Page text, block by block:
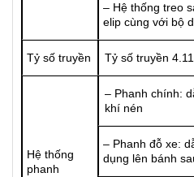
– Hệ thống treo
elip cùng với bộ
Tỷ số truyền Tỷ số truyền 4.11
Hệ thống
phanh
– Phanh chính:
khí nén
– Phanh đỗ xe:
dụng lên bánh